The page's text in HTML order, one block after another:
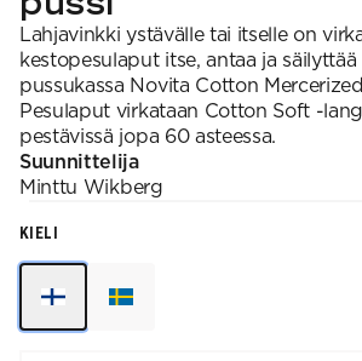
Lahjavinkki ystävälle tai itselle on
kestopesulaput itse, antaa ja säilyttää
pussukassa Novita Cotton
Pesulaput virkataan Cotton Soft -
pestävissä jopa 60 asteessa.
Suunnittelija
Minttu Wikberg
KIELI